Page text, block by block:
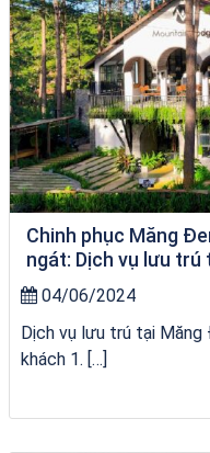
Chinh phục Măng
ngát: Dịch vụ lưu trú
04/06/2024
Dịch vụ lưu trú tại
khách 1. […]